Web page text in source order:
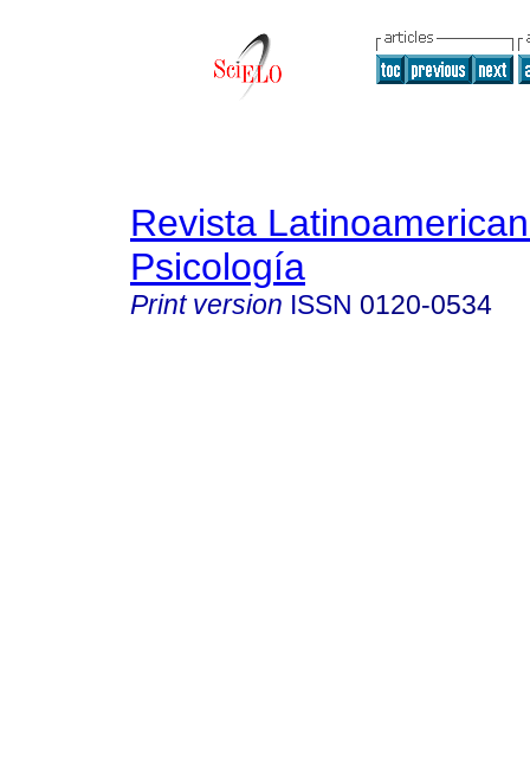
Revista
Psicología
Print version ISSN 0120-0534